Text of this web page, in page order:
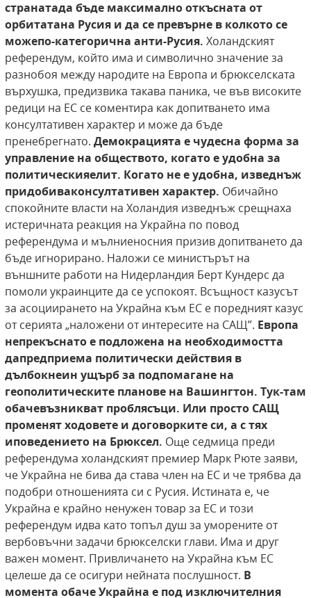
странатада бъде максимално откъсната от
орбитатана Русия и да се превърне в колкото се
можепо-категорична анти-Русия. Холандският
референдум, който има и символично значение за
разнобоя между народите на Европа и брюкселската
върхушка, предизвика такава паника, че във високите
редици на ЕС се коментира как допитването има
консултативен характер и може да бъде
пренебрегнато. Демокрацията е чудесна форма за
управление на обществото, когато е удобна за
политическияелит. Когато не е удобна, изведнъж
придобиваконсултативен характер. Обичайно
спокойните власти на Холандия изведнъж срещнаха
истеричната реакция на Украйна по повод
референдума и мълниеносния призив допитването да
бъде игнорирано. Наложи се министърът на
външните работи на Нидерландия Берт Кундерс да
помоли украинците да се успокоят. Всъщност казусът
за асоциирането на Украйна към ЕС е поредният казус
от серията „наложени от интересите на САЩ”. Европа
непрекъснато е подложена на необходимостта
дапредприема политически действия в
дълбокнеин ущърб за подпомагане на
геополитическите планове на Вашингтон. Тук-там
обачевъзникват проблясъци. Или просто САЩ
променят ходовете и договорките си, а с тях
иповедението на Брюксел. Още седмица преди
референдума холандският премиер Марк Рюте заяви,
че Украйна не бива да става член на ЕС и че трябва да
подобри отношенията си с Русия. Истината е, че
Украйна е крайно ненужен товар за ЕС и този
референдум идва като топъл душ за уморените от
вербовъчни задачи брюкселски глави. Има и друг
важен момент. Привличането на Украйна към ЕС
целеше да се осигури нейната послушност. В
момента обаче Украйна е под изключителния